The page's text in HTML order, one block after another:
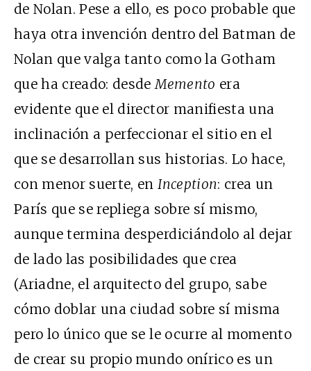
de Nolan. Pese a ello, es poco probable que
haya otra invención dentro del Batman de
Nolan que valga tanto como la Gotham
que ha creado: desdeMemento era
evidente que el director manifiesta una
inclinación a perfeccionar el sitio en el
que se desarrollan sus historias. Lo hace,
con menor suerte, enInception: crea un
París que se repliega sobre sí mismo,
aunque termina desperdiciándolo al dejar
de lado las posibilidades que crea
(Ariadne, el arquitecto del grupo, sabe
cómo doblar una ciudad sobre sí misma
pero lo único que se le ocurre al momento
de crear su propio mundo onírico es un